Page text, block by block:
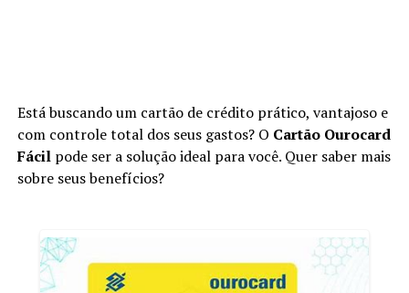
Está buscando um cartão de crédito prático, vantajoso e
com controle total dos seus gastos? O Cartão Ourocard
Fácilpode ser a solução ideal para você. Quer saber mais
sobre seus benefícios?